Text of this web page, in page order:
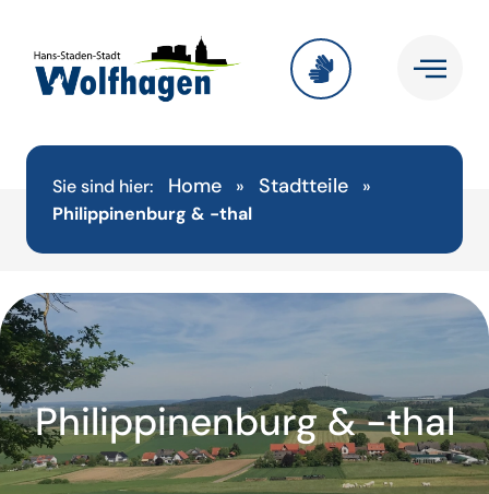
Sie sind hier: Home » Stadtteile
»
Philippinenburg & -thal
Philippinenburg & -thal